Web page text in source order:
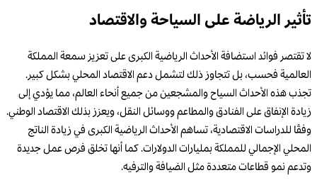
تأثير الرياضة على السياحة والاقتصاد
لا تقتصر فوائد استضافة الأحداث الرياضية الكبرى على تعزيز سمعة المملكة
العالمية فحسب، بل تتجاوز ذلك لتشمل دعم الاقتصاد المحلي بشكل كبير.
تجذب هذه الأحداث السياح والمشجعين من جميع أنحاء العالم، مما يؤدي إلى
زيادة الإنفاق على الفنادق والمطاعم ووسائل النقل، ويعزز بذلك الاقتصاد الوطني.
وفقًا للدراسات الاقتصادية، تساهم الأحداث الرياضية الكبرى في زيادة الناتج
المحلي الإجمالي للمملكة بمليارات الدولارات. كما أنها تخلق فرص عمل جديدة
وتدعم نمو قطاعات متعددة مثل الضيافة والترفيه.